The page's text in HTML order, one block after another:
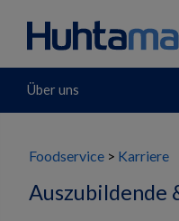
Über uns
Foodservice Karriere
Auszubildende